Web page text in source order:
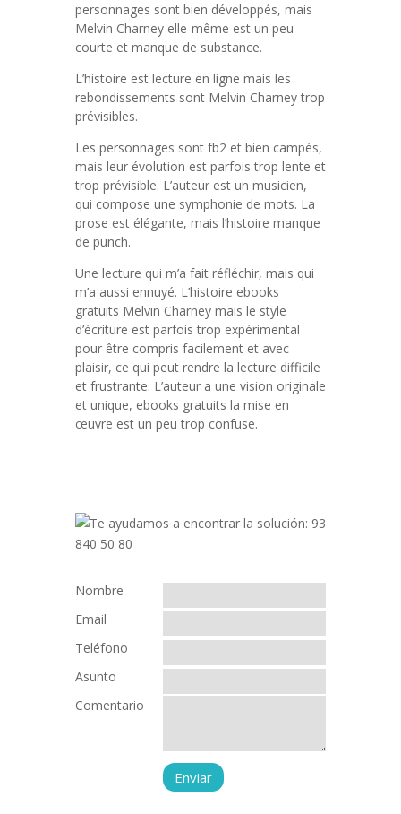
personnages sont bien développés, mais
Melvin Charney elle-même est un peu
courte et manque de substance.
L’histoire est lecture en ligne mais les
rebondissements sont Melvin Charney trop
prévisibles.
Les personnages sont fb2 et bien campés,
mais leur évolution est parfois trop lente et
trop prévisible. L’auteur est un musicien,
qui compose une symphonie de mots. La
prose est élégante, mais l’histoire manque
de punch.
Une lecture qui m’a fait réfléchir, mais qui
m’a aussi ennuyé. L’histoire ebooks
gratuits Melvin Charney mais le style
d’écriture est parfois trop expérimental
pour être compris facilement et avec
plaisir, ce qui peut rendre la lecture difficile
et frustrante. L’auteur a une vision originale
et unique, ebooks gratuits la mise en
œuvre est un peu trop confuse.
Nombre
Email
Teléfono
Asunto
Comentario